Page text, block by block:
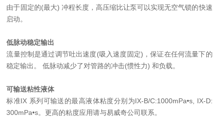
由于固定的(最大) 冲程长度，高压缩比让泵可以实现无空气锁的快速
启动。
低脉动稳定输出
流量控制是通过调节吐出速度(吸入速度固定)，保证在任何流量下的
稳定输出。 低脉动减少了对管路的冲击(惯性力) 和负载。
可输送粘性液体
标准IX 系列可输送的最高液体粘度分别为IX-B/C:1000mPa•s, IX-D:
300mPa•s。更高的粘度应用请与易威奇公司联系。